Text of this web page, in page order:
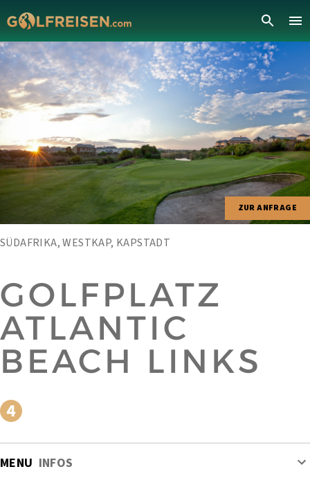
ZUR ANFRAGE
SÜDAFRIKA, WESTKAP, KAPSTADT
GOLFPLATZ
ATLANTIC
BEACH LINKS
MENU INFOS